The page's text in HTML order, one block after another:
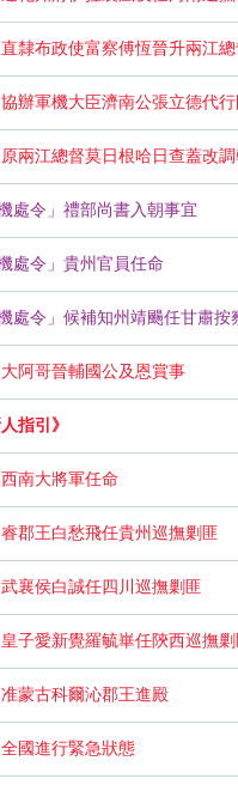
直隸布政使富察傅恆晉升兩江
協辦軍機大臣濟南公張立德代
原兩江總督莫日根哈日查蓋改
機處令」禮部尚書入朝事宜
機處令」貴州官員任命
機處令」候補知州靖颺任甘肅按
大阿哥晉輔國公及恩賞事
指引》
西南大將軍任命
睿郡王白愁飛任貴州巡撫剿匪
武襄侯白誠任四川巡撫剿匪
皇子愛新覺羅毓崋任陝西巡撫
准蒙古科爾沁郡王進殿
全國進行緊急狀態